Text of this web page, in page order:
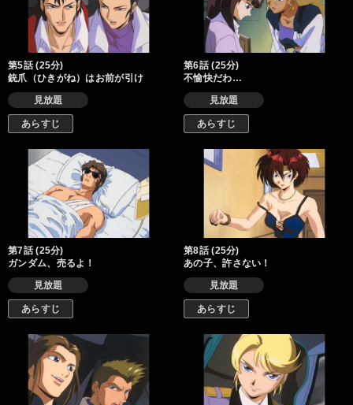
第5話 (25分)
銃爪（ひきがね）はお前が引け
見放題
あらすじ
第6話 (25分)
不愉快だわ…
見放題
あらすじ
第7話 (25分)
ガンダム、売るよ！
見放題
あらすじ
第8話 (25分)
あの子、許さない！
見放題
あらすじ